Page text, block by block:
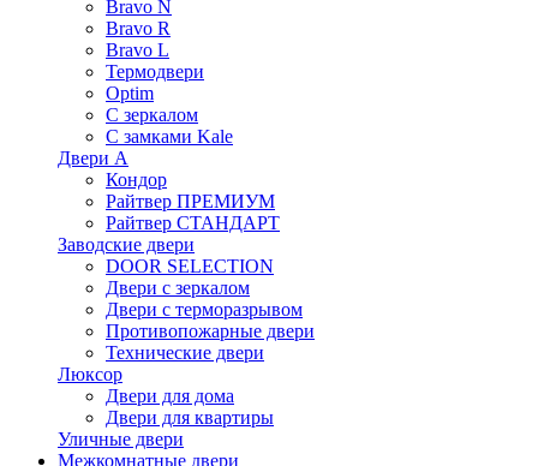
Bravo N
Bravo R
Bravo L
Термодвери
Optim
С зеркалом
С замками Kale
Двери А
Кондор
Райтвер ПРЕМИУМ
Райтвер СТАНДАРТ
Заводские двери
DOOR SELECTION
Двери с зеркалом
Двери с терморазрывом
Противопожарные двери
Технические двери
Люксор
Двери для дома
Двери для квартиры
Уличные двери
Межкомнатные двери